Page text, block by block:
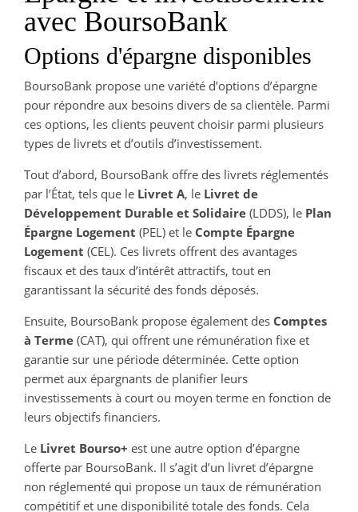
avec BoursoBank
Options d'épargne disponibles
BoursoBank propose une variété d’options d’épargne
pour répondre aux besoins divers de sa clientèle. Parmi
ces options, les clients peuvent choisir parmi plusieurs
types de livrets et d’outils d’investissement.
Tout d’abord, BoursoBank offre des livrets réglementés
par l’État, tels que le Livret A, le Livret de
Développement Durable et Solidaire (LDDS), le Plan
Épargne Logement (PEL) et le Compte Épargne
Logement (CEL). Ces livrets offrent des avantages
fiscaux et des taux d’intérêt attractifs, tout en
garantissant la sécurité des fonds déposés.
Ensuite, BoursoBank propose également des Comptes
à Terme (CAT), qui offrent une rémunération fixe et
garantie sur une période déterminée. Cette option
permet aux épargnants de planifier leurs
investissements à court ou moyen terme en fonction de
leurs objectifs financiers.
Le Livret Bourso+ est une autre option d’épargne
offerte par BoursoBank. Il s’agit d’un livret d’épargne
non réglementé qui propose un taux de rémunération
compétitif et une disponibilité totale des fonds. Cela